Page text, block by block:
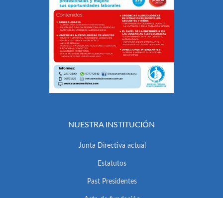
NUESTRA INSTITUCIÓN
Junta Directiva actual
Estatutos
Past Presidentes